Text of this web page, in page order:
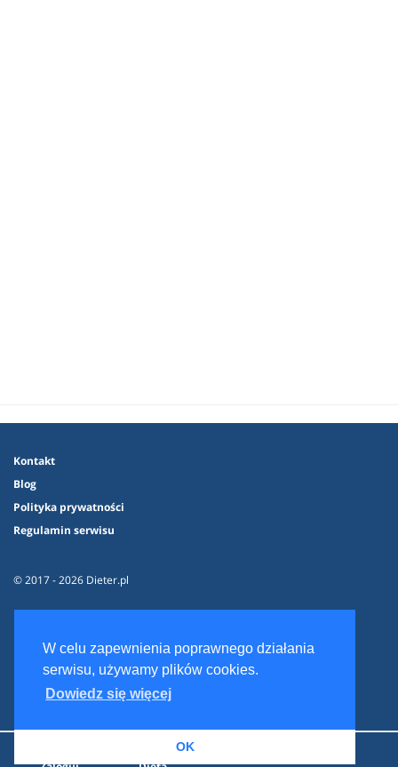
W celu zapewnienia poprawnego działania
serwisu, używamy plików cookies.
Dowiedz się więcej
OK
Kontakt
Blog
Polityka prywatności
Regulamin serwisu
© 2017 - 2026 Dieter.pl